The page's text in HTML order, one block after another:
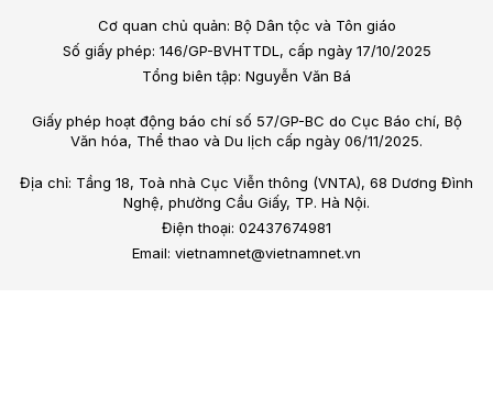
Cơ quan chủ quản: Bộ Dân tộc và Tôn giáo
Số giấy phép: 146/GP-BVHTTDL, cấp ngày 17/10/2025
Tổng biên tập: Nguyễn Văn Bá
Giấy phép hoạt động báo chí số 57/GP-BC do Cục Báo chí, Bộ
Văn hóa, Thể thao và Du lịch cấp ngày 06/11/2025.
Địa chỉ: Tầng 18, Toà nhà Cục Viễn thông (VNTA), 68 Dương Đình
Nghệ, phường Cầu Giấy, TP. Hà Nội.
Điện thoại: 02437674981
Email: vietnamnet@vietnamnet.vn